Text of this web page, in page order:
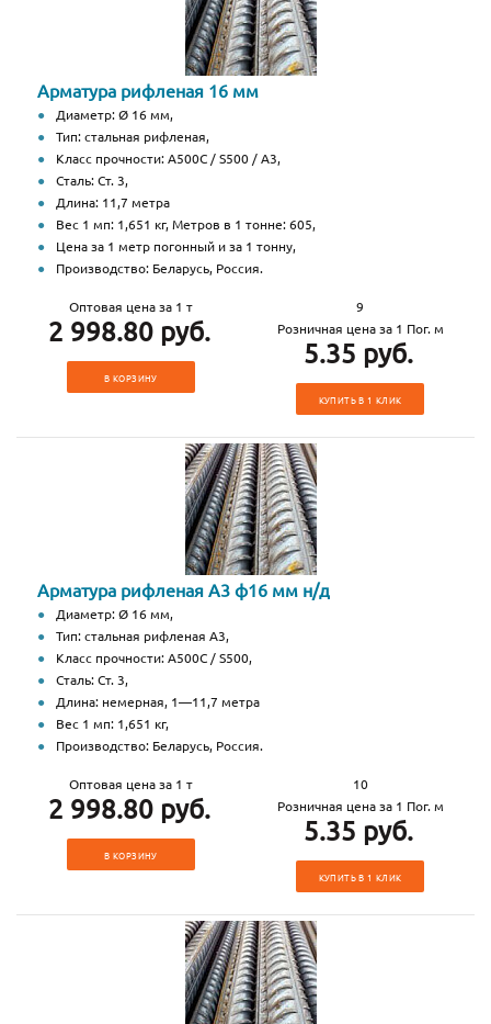
Арматура рифленая 16 мм
Диаметр: Ø 16 мм,
Тип: стальная рифленая,
Класс прочности: А500С / S500 / А3,
Сталь: Ст. 3,
Длина: 11,7 метра
Вес 1 мп: 1,651 кг, Метров в 1 тонне: 605,
Цена за 1 метр погонный и за 1 тонну,
Производство: Беларусь, Россия.
Оптовая цена за 1 т
2 998.80 руб.
В КОРЗИНУ
9
Розничная цена за 1 Пог. м
5.35 руб.
КУПИТЬ В 1 КЛИК
Арматура рифленая А3 ф16 мм н/д
Диаметр: Ø 16 мм,
Тип: стальная рифленая А3,
Класс прочности: А500С / S500,
Сталь: Ст. 3,
Длина: немерная, 1—11,7 метра
Вес 1 мп: 1,651 кг,
Производство: Беларусь, Россия.
Оптовая цена за 1 т
2 998.80 руб.
В КОРЗИНУ
10
Розничная цена за 1 Пог. м
5.35 руб.
КУПИТЬ В 1 КЛИК